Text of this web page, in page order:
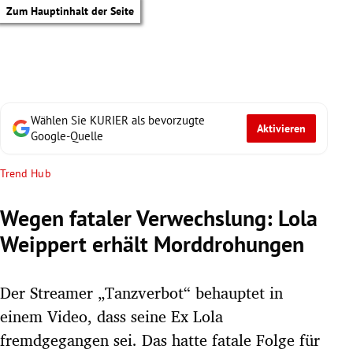
Zum Hauptinhalt der Seite
Untermenü
Wählen Sie KURIER als bevorzugte
Google-Quelle
Aktivieren
Trend Hub
Wegen fataler Verwechslung: Lola
Weippert erhält Morddrohungen
Der Streamer „Tanzverbot“ behauptet in
einem Video, dass seine Ex Lola
fremdgegangen sei. Das hatte fatale Folge für